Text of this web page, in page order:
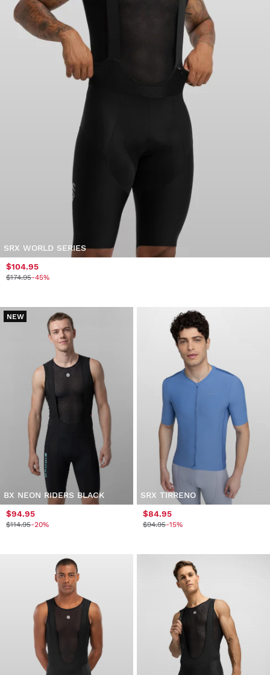
SRX WORLD SERIES
$104.95
$174.95-45%
NEW
BX NEON RIDERS BLACK
$94.95
$114.95-20%
SRX TIRRENO
$84.95
$94.95-15%